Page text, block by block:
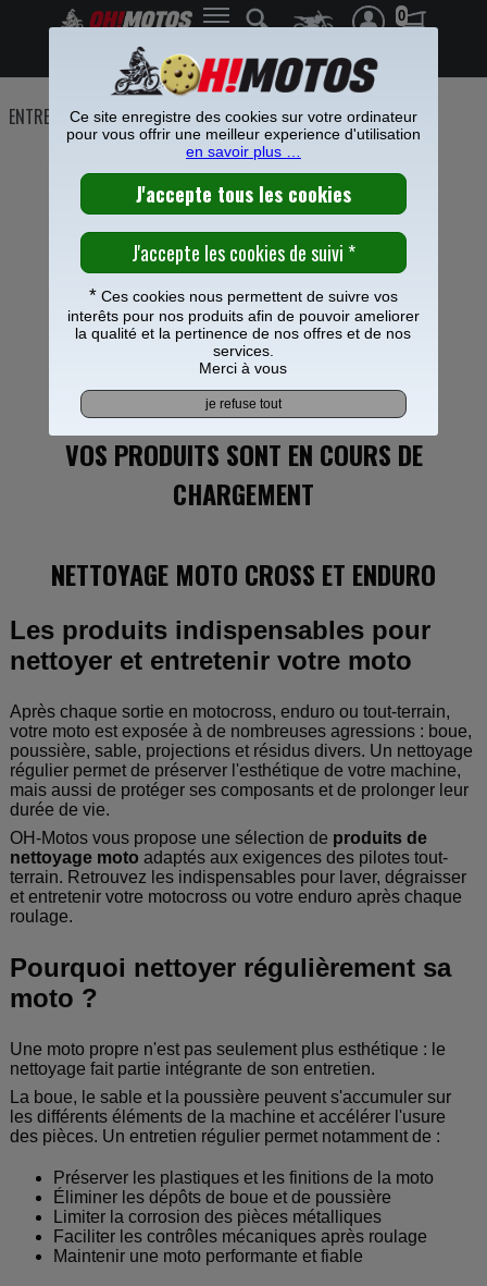
0
Frais de port offerts à partir de 49€
ENTRETIEN>Nettoyage
NETTOYAGE MOTO CROSS ET ENDURO
CHARGER PLUS DE PRODUIT>>>
VOS PRODUITS SONT EN COURS DE
CHARGEMENT
NETTOYAGE MOTO CROSS ET ENDURO
Les produits indispensables pour
nettoyer et entretenir votre moto
Après chaque sortie en motocross, enduro ou tout-terrain,
votre moto est exposée à de nombreuses agressions : boue,
poussière, sable, projections et résidus divers. Un nettoyage
régulier permet de préserver l'esthétique de votre machine,
mais aussi de protéger ses composants et de prolonger leur
durée de vie.
OH-Motos vous propose une sélection de produits de
nettoyage moto adaptés aux exigences des pilotes tout-
terrain. Retrouvez les indispensables pour laver, dégraisser
et entretenir votre motocross ou votre enduro après chaque
roulage.
Pourquoi nettoyer régulièrement sa
moto ?
Une moto propre n'est pas seulement plus esthétique : le
nettoyage fait partie intégrante de son entretien.
La boue, le sable et la poussière peuvent s'accumuler sur
les différents éléments de la machine et accélérer l'usure
des pièces. Un entretien régulier permet notamment de :
Préserver les plastiques et les finitions de la moto
Éliminer les dépôts de boue et de poussière
Limiter la corrosion des pièces métalliques
Faciliter les contrôles mécaniques après roulage
Maintenir une moto performante et fiable
Ce site enregistre des cookies sur votre ordinateur
pour vous offrir une meilleur experience d'utilisation
en savoir plus …
*Ces cookies nous permettent de suivre vos
interêts pour nos produits afin de pouvoir ameliorer
la qualité et la pertinence de nos offres et de nos
services.
Merci à vous